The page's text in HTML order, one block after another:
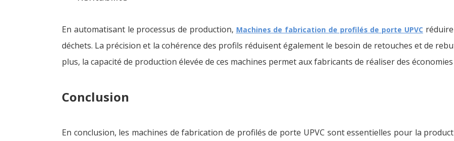
En automatisant le processus de production, Machines de fabrication de profilés de porte UPVC
déchets. La précision et la cohérence des profils réduisent également le besoin de retouches et de
plus, la capacité de production élevée de ces machines permet aux fabricants de réaliser des économies
Conclusion
En conclusion, les machines de fabrication de profilés de porte UPVC sont essentielles pour la